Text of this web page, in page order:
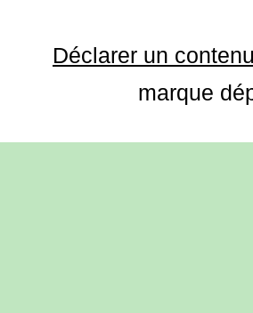
Déclarer un
marque